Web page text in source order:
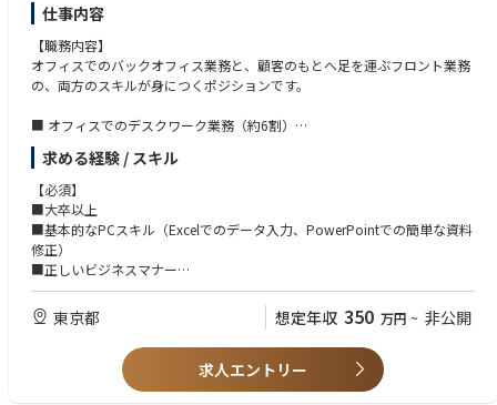
• Excel：VLOOKUP、INDEX、MATCH関数等を用いた複数データの突合や
ピボットテーブルによる多角的な集計
• Power BI / Power Query：データソースの接続、データクレンジング、
メジャー（DAX）の作成
• SQLを用いたデータ抽出・集計（※経験に応じて）
[具体例]
マーケティング施策用の顧客データ抽出・集計
2．データ可視化・レポーティング
• Power BI／Power Queryを用いたデータ出力・可視化
• 定例レポート・分析資料の作成
• 数値の推移や傾向を把握し、違和感や課題の整理
「分析結果をどう見せるか」まで含めて、業務で使われるデータアウトプ
3．データメンテナンス・データ保全業務
• データクレンジング（表記揺れ・重複・欠損の確認・修正）
• 正確性や再現性を大切にできる方
• 社員や外部業者と円滑に連携し、緻密かつ正確に業務を遂行できる方
• データを通じて現場の課題解決を支えることに喜びを感じる方
仕事内容
【職務内容】
オフィスでのバックオフィス業務と、顧客のもとへ足を運ぶフロント業務
の、両方のスキルが身につくポジションです。
■ オフィスでのデスクワーク業務（約6割）
・見積書、契約書、提案資料（PowerPoint等）の作成・修正
・顧客（外食・食品メーカー・農家など）の受注管理、出荷・納期管理
・社内関係部署や顧客・物流会社との調整業務
・電話・メールでの一次対応
■外出・訪問での業務（約4割）
・商談への同席・サポート
・商談中の議事録作成、資料やサンプルの提示
求める経験 / スキル
【必須】
■大卒以上
■基本的なPCスキル（Excelでのデータ入力、PowerPointでの簡単な資料
修正）
■正しいビジネスマナー
■社内外との円滑なコミュニケーション力
東京都 想定年収 350 万円 ~ 非公開
求人エントリー